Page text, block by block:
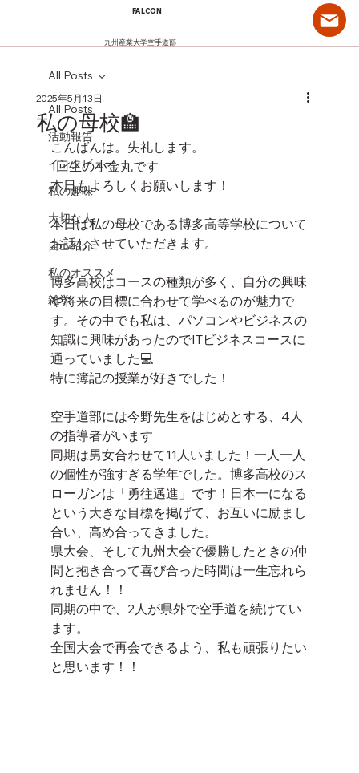
FALCON
九州産業大学空手道部
All Posts
活動報告
インタビュー
私の趣味
大切な人
自己紹介
私のオススメ
雑学
All Posts
私の母校🏫
2025年5月13日
こんばんは。失礼します。
1回生の小金丸です
本日もよろしくお願いします！
本日は私の母校である博多高等学校について
お話しさせていただきます。
博多高校はコースの種類が多く、自分の興味
や将来の目標に合わせて学べるのが魅力で
す。その中でも私は、パソコンやビジネスの
知識に興味があったのでITビジネスコースに
通っていました💻
特に簿記の授業が好きでした！
空手道部には今野先生をはじめとする、4人
の指導者がいます
同期は男女合わせて11人いました！一人一人
の個性が強すぎる学年でした。博多高校のス
ローガンは「勇往邁進」です！日本一になる
という大きな目標を掲げて、お互いに励まし
合い、高め合ってきました。
県大会、そして九州大会で優勝したときの仲
間と抱き合って喜び合った時間は一生忘れら
れません！！
同期の中で、2人が県外で空手道を続けてい
ます。
全国大会で再会できるよう、私も頑張りたい
と思います！！